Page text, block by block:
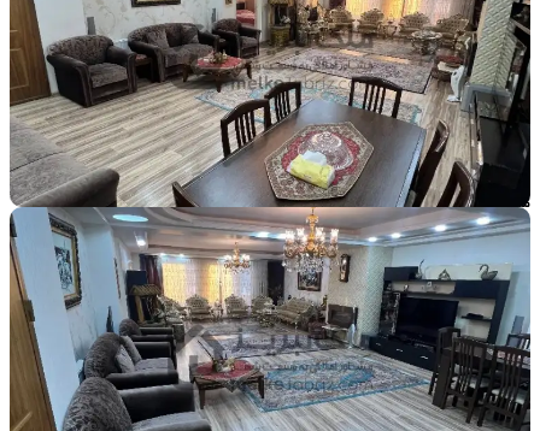
فروش آپارتمان مسکونی 174 متری
۱۰٬۲۰۰٬۰۰۰٬۰۰۰تومان
مشخصات
منطقه
توانیر
لوکس
فوری